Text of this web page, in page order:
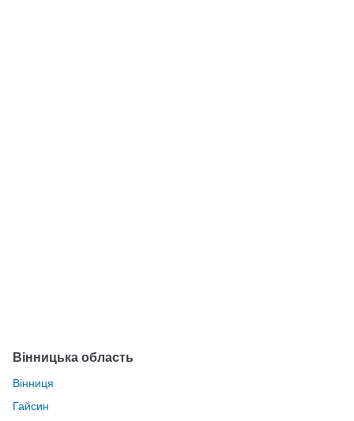
Вінницька область
Вінниця
Гайсин